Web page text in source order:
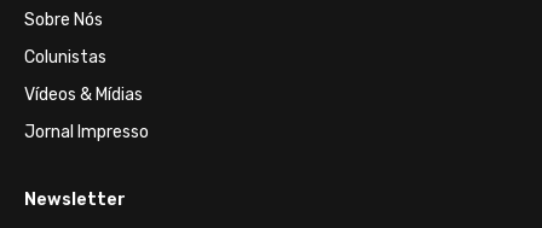
Sobre Nós
Colunistas
Vídeos & Mídias
Jornal Impresso
Newsletter